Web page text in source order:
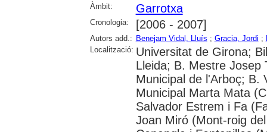
Àmbit:
Garrotxa
Cronologia: [2006 - 2007]
Autors add.: Benejam Vidal, Lluís ; Gracia, Jordi ;
Localització: Universitat de Girona;
Lleida; B. Mestre Josep
Municipal de l'Arboç; B.
Municipal Marta Mata
Salvador Estrem i Fa
Joan Miró (Mont-roig